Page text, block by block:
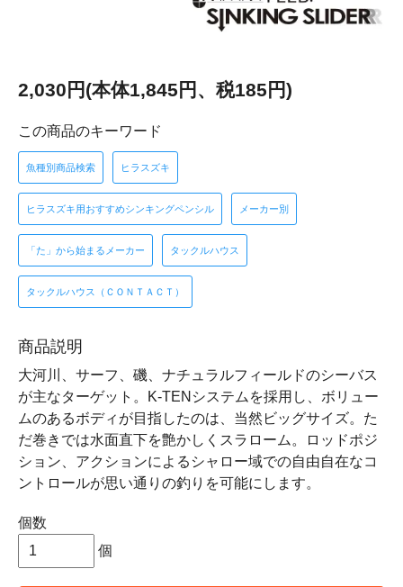
2,030円(本体1,845円、税185円)
この商品のキーワード
魚種別商品検索 ヒラスズキ
ヒラスズキ用おすすめシンキングペンシル メーカー別
「た」から始まるメーカー タックルハウス
タックルハウス（ＣＯＮＴＡＣＴ）
商品説明
大河川、サーフ、磯、ナチュラルフィールドのシーバス
が主なターゲット。K-TENシステムを採用し、ボリュー
ムのあるボディが目指したのは、当然ビッグサイズ。た
だ巻きでは水面直下を艶かしくスラローム。ロッドポジ
ション、アクションによるシャロー域での自由自在なコ
ントロールが思い通りの釣りを可能にします。
個数
個